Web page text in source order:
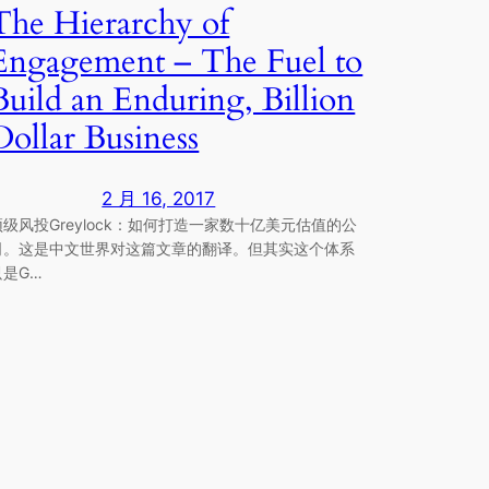
Hierarchy of
– The Fuel to
an Enduring, Billion
Business
2 月 16, 2017
级风投Greylock：如何打造一家数十亿美元估值的公
。这是中文世界对这篇文章的翻译。但其实这个体系
是G…